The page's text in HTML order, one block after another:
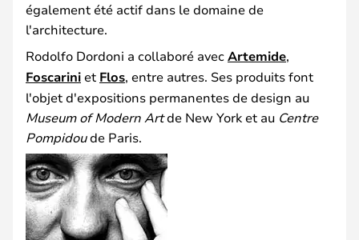
également été actif dans le domaine de
l'architecture.
Rodolfo Dordoni a collaboré avecArtemide,
Foscariniet Flos, entre autres. Ses produits font
l'objet d'expositions permanentes de design au
Museum of Modern Artde New York et au Centre
Pompidoude Paris.